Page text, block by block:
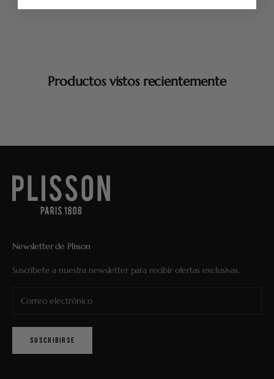
Productos vistos recientemente
Newsletter de Plisson
Suscríbete a nuestra newsletter para recibir ofertas exclusivas.
SUSCRIBIRSE